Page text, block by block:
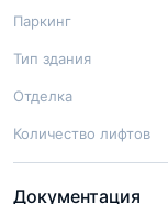
Паркинг
Тип здания
Отделка
Количество лифтов
Документация